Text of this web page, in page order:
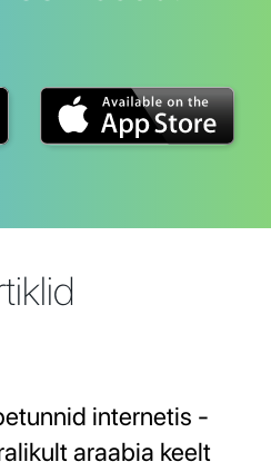
internetis -
araabia keelt